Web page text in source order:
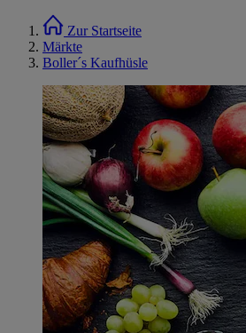
Zur Startseite
Märkte
Boller´s Kaufhüsle